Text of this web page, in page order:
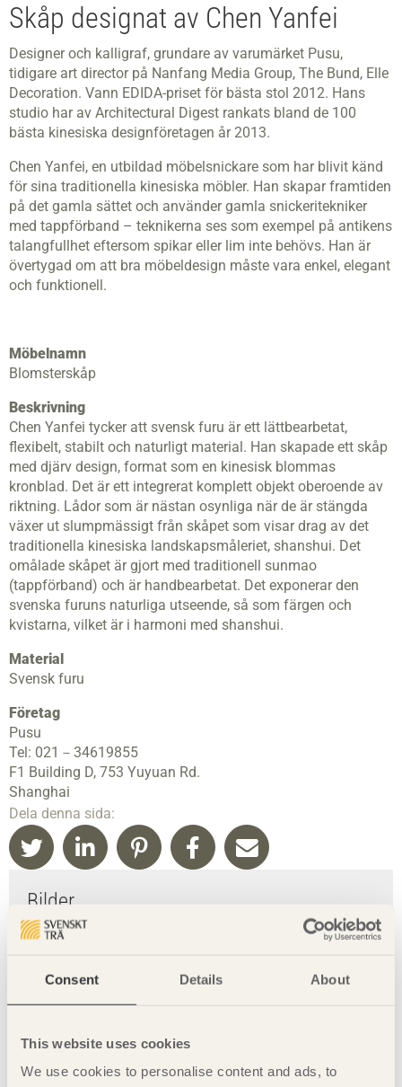
Consent Details About
This website uses cookies
We use cookies to personalise content and ads, to
Skåp designat av Chen Yanfei
Designer och kalligraf, grundare av varumärket Pusu,
tidigare art director på Nanfang Media Group, The Bund, Elle
Decoration. Vann EDIDA-priset för bästa stol 2012. Hans
studio har av Architectural Digest rankats bland de 100
bästa kinesiska designföretagen år 2013.
Chen Yanfei, en utbildad möbelsnickare som har blivit känd
för sina traditionella kinesiska möbler. Han skapar framtiden
på det gamla sättet och använder gamla snickeritekniker
med tappförband – teknikerna ses som exempel på antikens
talangfullhet eftersom spikar eller lim inte behövs. Han är
övertygad om att bra möbeldesign måste vara enkel, elegant
och funktionell.
Möbelnamn
Blomsterskåp
Beskrivning
Chen Yanfei tycker att svensk furu är ett lättbearbetat,
flexibelt, stabilt och naturligt material. Han skapade ett skåp
med djärv design, format som en kinesisk blommas
kronblad. Det är ett integrerat komplett objekt oberoende av
riktning. Lådor som är nästan osynliga när de är stängda
växer ut slumpmässigt från skåpet som visar drag av det
traditionella kinesiska landskapsmåleriet, shanshui. Det
omålade skåpet är gjort med traditionell sunmao
(tappförband) och är handbearbetat. Det exponerar den
svenska furuns naturliga utseende, så som färgen och
kvistarna, vilket är i harmoni med shanshui.
Material
Svensk furu
Företag
Pusu
Tel: 021－34619855
F1 Building D, 753 Yuyuan Rd.
Shanghai
Dela denna sida:
Bilder
Foto: Tuomas Harjumaaskola